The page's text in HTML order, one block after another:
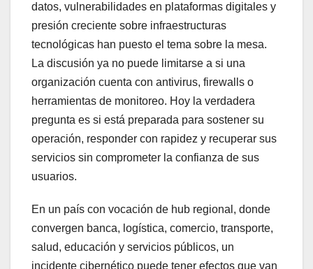
datos, vulnerabilidades en plataformas digitales y
presión creciente sobre infraestructuras
tecnológicas han puesto el tema sobre la mesa.
La discusión ya no puede limitarse a si una
organización cuenta con antivirus, firewalls o
herramientas de monitoreo. Hoy la verdadera
pregunta es si está preparada para sostener su
operación, responder con rapidez y recuperar sus
servicios sin comprometer la confianza de sus
usuarios.
En un país con vocación de hub regional, donde
convergen banca, logística, comercio, transporte,
salud, educación y servicios públicos, un
incidente cibernético puede tener efectos que van